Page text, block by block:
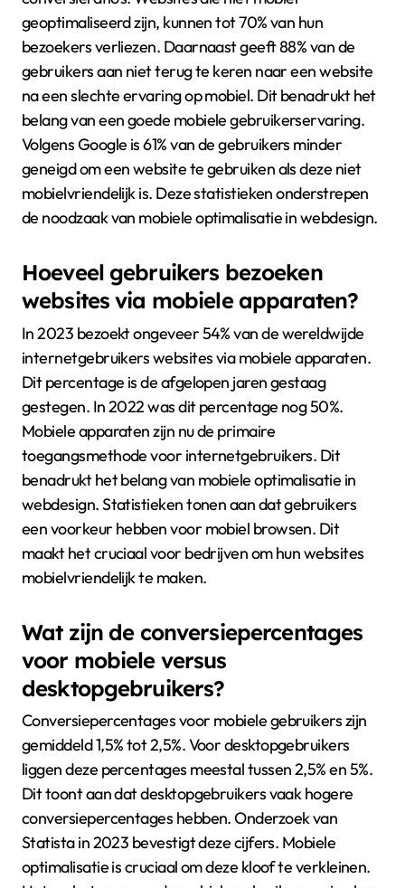
geoptimaliseerd zijn, kunnen tot 70% van hun
bezoekers verliezen. Daarnaast geeft 88% van de
gebruikers aan niet terug te keren naar een website
na een slechte ervaring op mobiel. Dit benadrukt het
belang van een goede mobiele gebruikerservaring.
Volgens Google is 61% van de gebruikers minder
geneigd om een website te gebruiken als deze niet
mobielvriendelijk is. Deze statistieken onderstrepen
de noodzaak van mobiele optimalisatie in webdesign.
Hoeveel gebruikers bezoeken
websites via mobiele apparaten?
In 2023 bezoekt ongeveer 54% van de wereldwijde
internetgebruikers websites via mobiele apparaten.
Dit percentage is de afgelopen jaren gestaag
gestegen. In 2022 was dit percentage nog 50%.
Mobiele apparaten zijn nu de primaire
toegangsmethode voor internetgebruikers. Dit
benadrukt het belang van mobiele optimalisatie in
webdesign. Statistieken tonen aan dat gebruikers
een voorkeur hebben voor mobiel browsen. Dit
maakt het cruciaal voor bedrijven om hun websites
mobielvriendelijk te maken.
Wat zijn de conversiepercentages
voor mobiele versus
desktopgebruikers?
Conversiepercentages voor mobiele gebruikers zijn
gemiddeld 1,5% tot 2,5%. Voor desktopgebruikers
liggen deze percentages meestal tussen 2,5% en 5%.
Dit toont aan dat desktopgebruikers vaak hogere
conversiepercentages hebben. Onderzoek van
Statista in 2023 bevestigt deze cijfers. Mobiele
optimalisatie is cruciaal om deze kloof te verkleinen.